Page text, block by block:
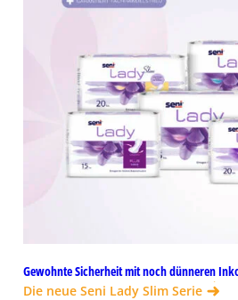
Gewohnte Sicherheit mit noch dünneren
Die neue Seni Lady Slim Serie